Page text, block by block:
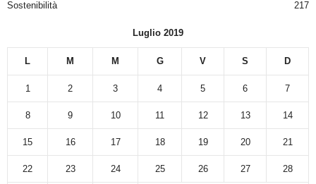
Sostenibilità
217
Luglio 2019
L M M G V S D
1 2 3 4 5 6 7
8 9 10 11 12 13 14
15 16 17 18 19 20 21
22 23 24 25 26 27 28